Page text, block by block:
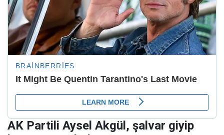
AK Partili Aysel Akgül, şalvar giyip